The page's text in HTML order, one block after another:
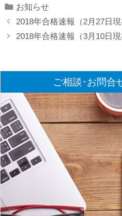
Categories
お知らせ
2018年合格速報（2月27日現
2018年合格速報（3月10日現
ご相談･お問合